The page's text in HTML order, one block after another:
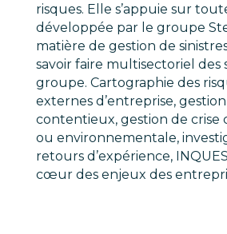
risques. Elle s’appuie sur
développée par le groupe
matière de gestion de
savoir faire multisectoriel des
groupe. Cartographie des
externes d’entreprise,
contentieux, gestion de crise
ou environnementale,
retours d’expérience,
cœur des enjeux des